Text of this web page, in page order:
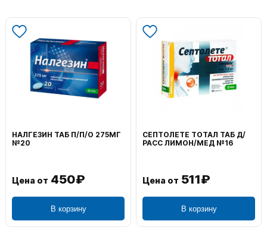
НАЛГЕЗИН ТАБ П/П/О 275МГ
№20
Цена от 450₽
В корзину
СЕПТОЛЕТЕ ТОТАЛ ТАБ Д/
РАСС ЛИМОН/МЕД №16
Цена от 511₽
В корзину